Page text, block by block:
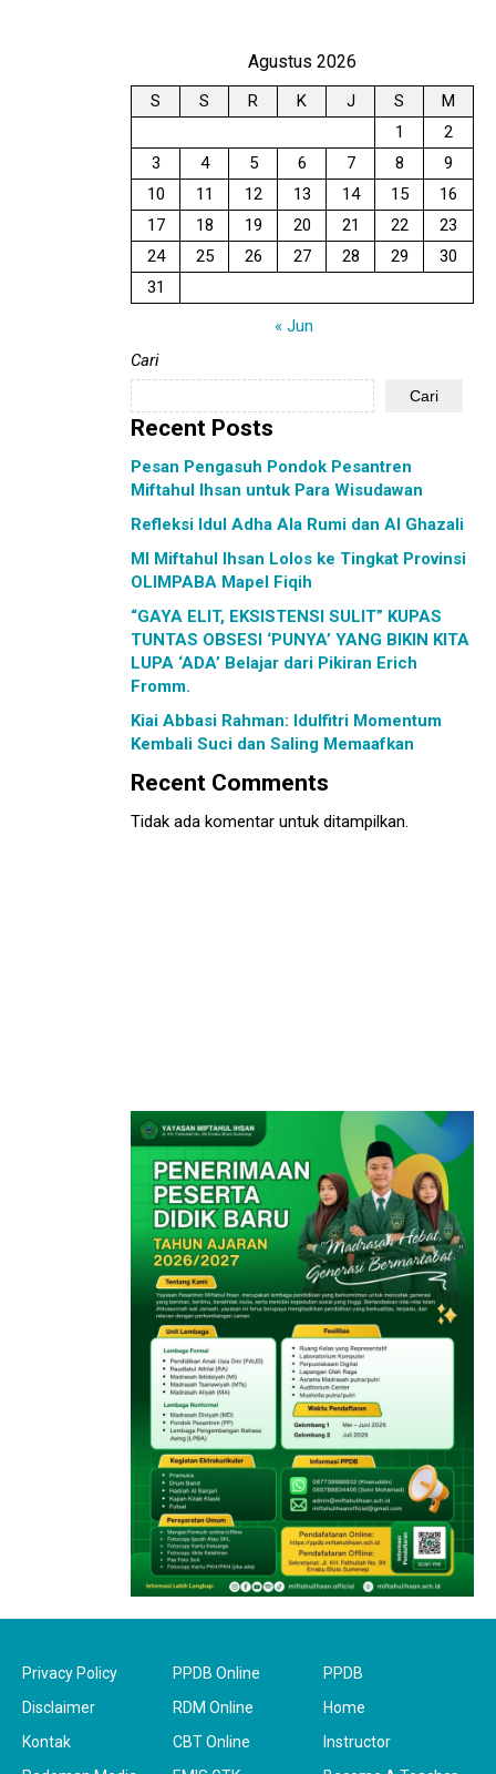
Agustus 2026
S S R K J S
M
1
2
3
4 5 6 7 8
9
10
11 12 13 14 15
16
17
18 19 20 21 22
23
24
25 26 27 28 29
30
31
« Jun
Cari
Cari
Recent Posts
Pesan Pengasuh Pondok Pesantren
Miftahul Ihsan untuk Para Wisudawan
Refleksi Idul Adha Ala Rumi dan Al Ghazali
MI Miftahul Ihsan Lolos ke Tingkat Provinsi
OLIMPABA Mapel Fiqih
“GAYA ELIT, EKSISTENSI SULIT” KUPAS
TUNTAS OBSESI ‘PUNYA’ YANG BIKIN KITA
LUPA ‘ADA’ Belajar dari Pikiran Erich
Fromm.
Kiai Abbasi Rahman: Idulfitri Momentum
Kembali Suci dan Saling Memaafkan
Recent Comments
Tidak ada komentar untuk ditampilkan.
Privacy Policy
Disclaimer
Kontak
PPDB Online
RDM Online
CBT Online
PPDB
Home
Instructor